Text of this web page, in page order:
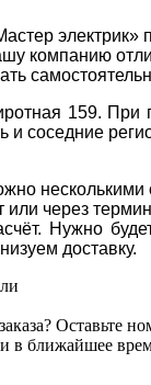
электрик»
компанию
159. При
и соседние
несколькими
или через
Нужно
доставку.
Оставьте
в ближайшее